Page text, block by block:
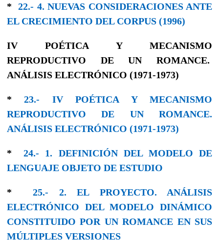
* 22.- 4. NUEVAS CONSIDERACIONES ANTE
EL CRECIMIENTO DEL CORPUS (1996)
IV POÉTICA Y MECANISMO
REPRODUCTIVO DE UN ROMANCE.
ANÁLISIS ELECTRÓNICO (1971-1973)
*
23.- IV POÉTICA Y MECANISMO
REPRODUCTIVO DE UN ROMANCE.
ANÁLISIS ELECTRÓNICO (1971-1973)
*24.- 1. DEFINICIÓN DEL MODELO DE
LENGUAJE OBJETO DE ESTUDIO
* 25.- 2. EL PROYECTO. ANÁLISIS
ELECTRÓNICO DEL MODELO DINÁMICO
CONSTITUIDO POR UN ROMANCE EN SUS
MÚLTIPLES VERSIONES